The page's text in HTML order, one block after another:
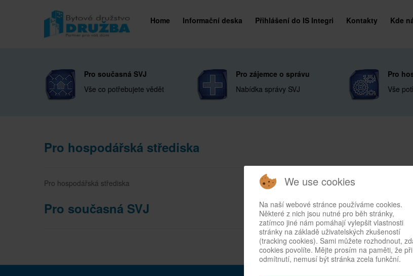
Home Informační deska Přihlášení do IS Integri Kontakty Kde
Pro současná SVJ
Vše co potřebujete vědět
Pro zájemce o správu
Nabídka správy SVJ
Pro
Vše
Pro hospodářská střediska
Pro hospodářská střediska
Pro současná SVJ
We use cookies
Na naší webové stránce používáme cookies.
Některé z nich jsou nutné pro běh stránky,
zatímco jiné nám pomáhají vylepšit vlastnosti
stránky na základě uživatelských zkušeností
(tracking cookies). Sami můžete rozhodnout,
cookies povolíte. Mějte prosím na paměti, že při
odmítnutí, nemusí být stránka zcela funkční.